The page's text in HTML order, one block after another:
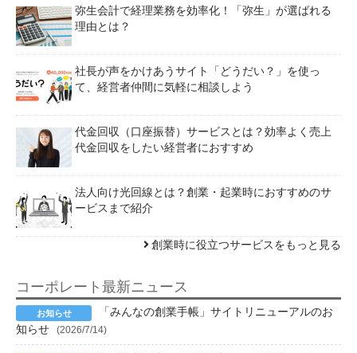
弥生会計で経理業務を効率化！「弥生」が選ばれる
理由とは？
社長が声をかけあうサイト「どうだい？」を使っ
て、経営者仲間に気軽に相談しよう
代金回収（口座振替）サービスとは？効率よく売上
代金回収をしたい経営者におすすめ
法人向け光回線とは？創業・起業時におすすめのサ
ービスまで紹介
創業時に役立つサービスをもっと見る
コーポレート最新ニュース
「みんなの創業手帳」サイトリニューアルのお
知らせ
(2026/7/14)